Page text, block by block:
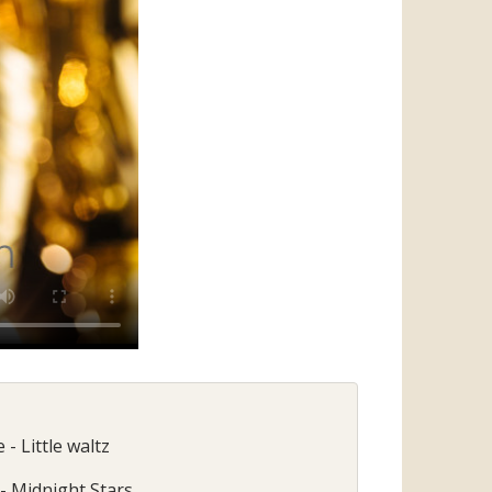
- Little waltz